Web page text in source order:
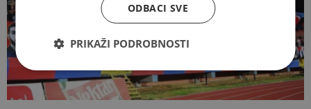
ODBACI SVE
PRIKAŽI PODROBNOSTI